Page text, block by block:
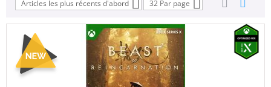
Articles les plus récents d'abord 32 Par page